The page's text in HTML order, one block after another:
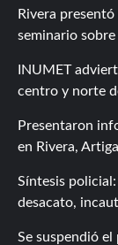
Rivera
seminario
INUMET
centro y norte
Presentaron
en Rivera,
Síntesis
desacato,
Se suspendió